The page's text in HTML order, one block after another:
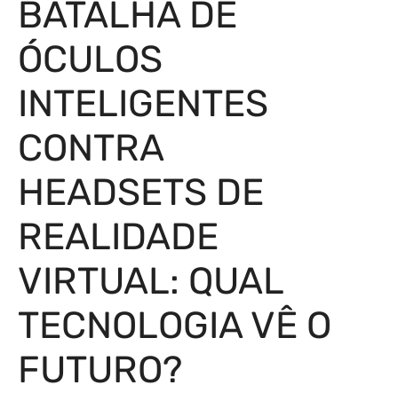
BATALHA DE
ÓCULOS
INTELIGENTES
CONTRA
HEADSETS DE
REALIDADE
VIRTUAL: QUAL
TECNOLOGIA VÊ O
FUTURO?